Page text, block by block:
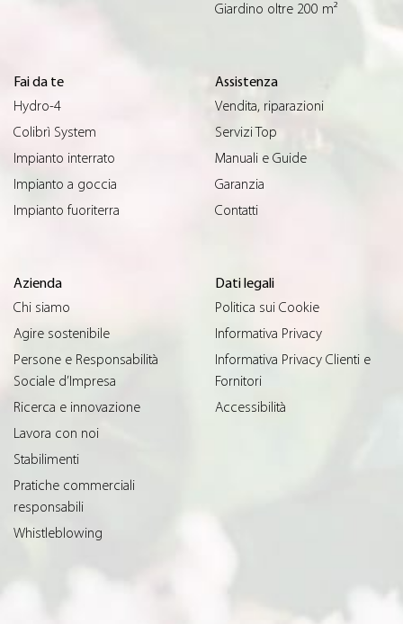
Giardino oltre 200 m²
Fai da te
Hydro-4
Colibrì System
Impianto interrato
Impianto a goccia
Impianto fuoriterra
Assistenza
Vendita, riparazioni
Servizi Top
Manuali e Guide
Garanzia
Contatti
Azienda
Chi siamo
Agire sostenibile
Persone e Responsabilità
Sociale d’Impresa
Ricerca e innovazione
Lavora con noi
Stabilimenti
Pratiche commerciali
responsabili
Whistleblowing
Dati legali
Politica sui Cookie
Informativa Privacy
Informativa Privacy Clienti e
Fornitori
Accessibilità